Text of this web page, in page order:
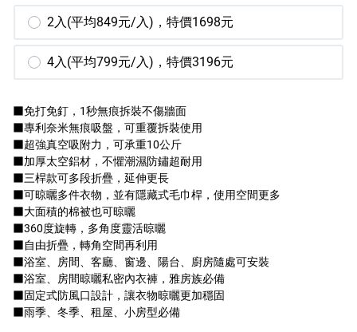
2入(平均849元/入)，特價1698元
4入(平均799元/入)，特價3196元
■免打免釘，1秒無痕拆裝不傷牆面
■專利奈米無痕吸盤，可重覆拆裝使用
■超強真空吸附力，可承重10公斤
■加厚太空鋁材，不懼潮濕防鏽超耐用
■三桿款可多段折疊，延伸更長
■可晾曬多件衣物，並有隱藏式毛巾桿，使用空間更多
■大面積的棉被也可晾曬
■360度旋轉，多角度靈活晾曬
■自由折疊，轉角空間再利用
■浴室、房間、客廳、窗邊、陽台、廚房隨處可安裝
■浴室、房間晾曬私密內衣褲，雅房族必備
■固定式防風口設計，讓衣物晾曬更加穩固
■雨季、冬季、租屋、小房型必備